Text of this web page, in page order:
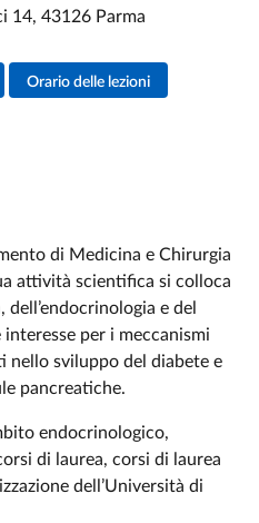
14, 43126 Parma
Orario delle lezioni
di Medicina e Chirurgia
attività scientifica si colloca
e del
per i meccanismi
nello sviluppo del diabete e
pancreatiche.
endocrinologico,
di laurea, corsi di laurea
dell’Università di